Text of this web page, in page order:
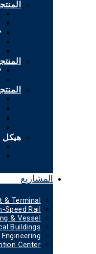
هيكل
المشاريع
& Terminal
Speed Rail
& Vessel
Buildings
Center